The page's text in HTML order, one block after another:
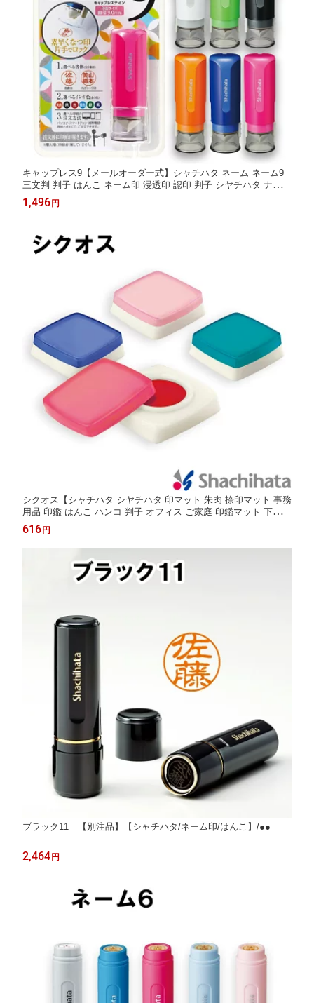
キャップレス9【メールオーダー式】シャチハタ ネーム ネーム9
三文判 判子 はんこ ネーム印 浸透印 認印 判子 シヤチハタ ナース
印鑑 お名前スタンプ ワンタッチ フルネーム 看護師 ナースグッズ
名前 オーダー
1,496 円
シクオス【シャチハタ シヤチハタ 印マット 朱肉 捺印マット 事務
用品 印鑑 はんこ ハンコ 判子 オフィス ご家庭 印鑑マット 下敷き
スタンプ台 ゴム印 なつ印】
616 円
ブラック11 【別注品】【シャチハタ/ネーム印/はんこ】/●●
2,464 円